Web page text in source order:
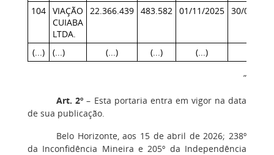
104 VIAÇÃO
CUIABA
LTDA.
22.366.439 483.582 01/11/2025 30/04/
(...) (...) (...) (...) (...)
”
Art. 2º – Esta portaria entra em vigor na data
de sua publicação.
Belo Horizonte, aos 15 de abril de 2026; 238º
da Inconfidência Mineira e 205º da Independência